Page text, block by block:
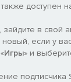
также доступен
зайдите в свой
новый, если у
Игры» и
подписчика